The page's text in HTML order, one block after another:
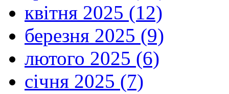
квітня 2025 (12)
березня 2025 (9)
лютого 2025 (6)
січня 2025 (7)